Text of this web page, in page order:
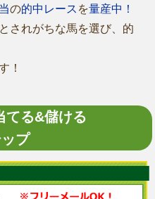
の的中レース を量産中！
されがちな馬を選び、的
！
てる&儲ける
プ